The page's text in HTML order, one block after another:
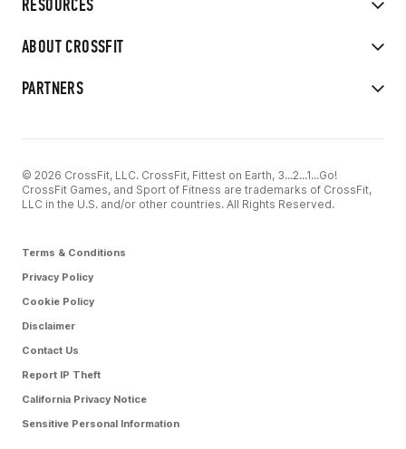
RESOURCES
ABOUT CROSSFIT
PARTNERS
© 2026 CrossFit, LLC. CrossFit, Fittest on Earth, 3...2...1...Go!
CrossFit Games, and Sport of Fitness are trademarks of CrossFit,
LLC in the U.S. and/or other countries. All Rights Reserved.
Terms & Conditions
Privacy Policy
Cookie Policy
Disclaimer
Contact Us
Report IP Theft
California Privacy Notice
Sensitive Personal Information